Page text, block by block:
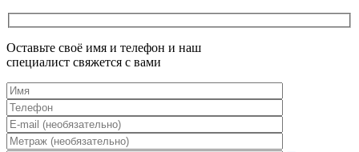
Оставьте своё имя и телефон и наш
специалист свяжется с вами